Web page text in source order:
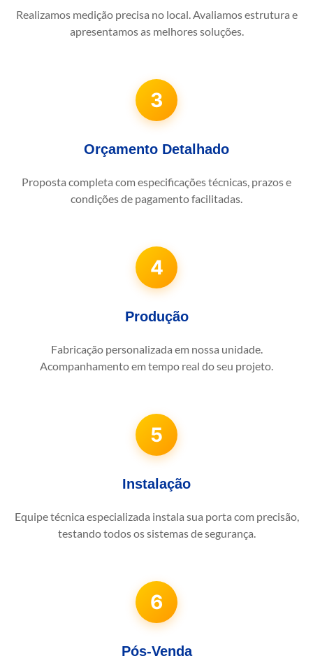
Realizamos medição precisa no local. Avaliamos estrutura e
apresentamos as melhores soluções.
3
Orçamento Detalhado
Proposta completa com especificações técnicas, prazos e
condições de pagamento facilitadas.
4
Produção
Fabricação personalizada em nossa unidade.
Acompanhamento em tempo real do seu projeto.
5
Instalação
Equipe técnica especializada instala sua porta com precisão,
testando todos os sistemas de segurança.
6
Pós-Venda